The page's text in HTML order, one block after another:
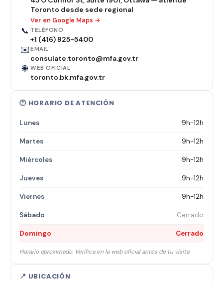
Toronto desde sede regional
Ver en Google Maps →
📞 TELÉFONO
+1 (416) 925-5400
✉️ EMAIL
consulate.toronto@mfa.gov.tr
🌐 WEB OFICIAL
toronto.bk.mfa.gov.tr
🕐 HORARIO DE ATENCIÓN
Lunes 9h-12h
Martes 9h-12h
Miércoles 9h-12h
Jueves 9h-12h
Viernes 9h-12h
Sábado Cerrado
Domingo Cerrado
Horario aproximado. Verifica en la web oficial antes de tu visita.
📍 UBICACIÓN